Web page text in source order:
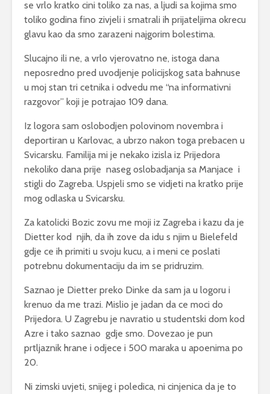
se vrlo kratko cini toliko za nas, a ljudi sa kojima smo
toliko godina fino zivjeli i smatrali ih prijateljima okrecu
glavu kao da smo zarazeni najgorim bolestima.
Slucajno ili ne, a vrlo vjerovatno ne, istoga dana
neposredno pred uvodjenje policijskog sata bahnuse
u moj stan tri cetnika i odvedu me “na informativni
razgovor” koji je potrajao 109 dana.
Iz logora sam oslobodjen polovinom novembra i
deportiran u Karlovac, a ubrzo nakon toga prebacen u
Svicarsku. Familija mi je nekako izisla iz Prijedora
nekoliko dana prije naseg oslobadjanja sa Manjace i
stigli do Zagreba. Uspjeli smo se vidjeti na kratko prije
mog odlaska u Svicarsku.
Za katolicki Bozic zovu me moji iz Zagreba i kazu da je
Dietter kod njih, da ih zove da idu s njim u Bielefeld
gdje ce ih primiti u svoju kucu, a i meni ce poslati
potrebnu dokumentaciju da im se pridruzim.
Saznao je Dietter preko Dinke da sam ja u logoru i
krenuo da me trazi. Mislio je jadan da ce moci do
Prijedora. U Zagrebu je navratio u studentski dom kod
Azre i tako saznao gdje smo. Dovezao je pun
prtljaznik hrane i odjece i 500 maraka u apoenima po
20.
Ni zimski uvjeti, snijeg i poledica, ni cinjenica da je to